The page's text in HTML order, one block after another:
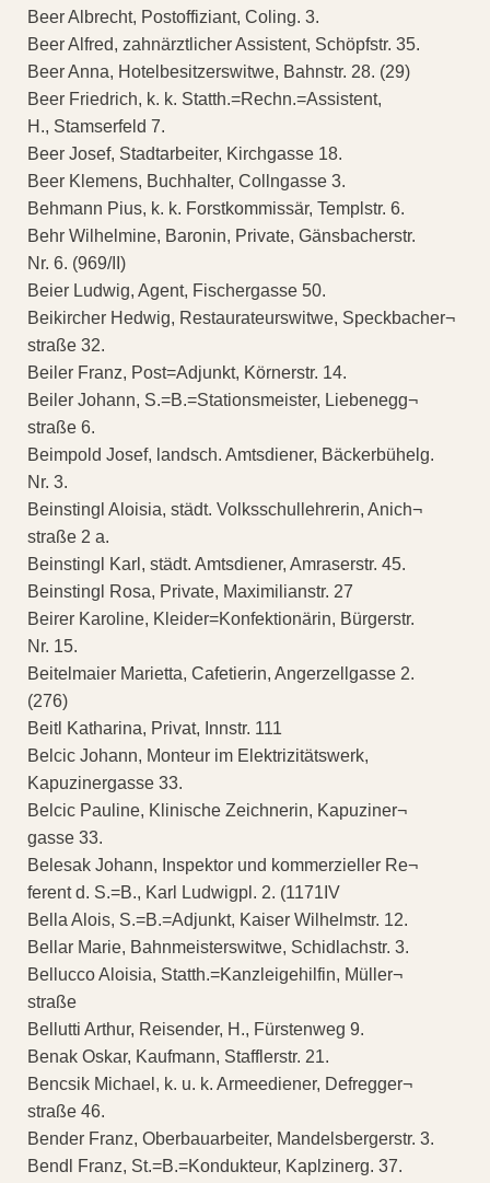
Beer Albrecht, Postoffiziant, Coling. 3.
Beer Alfred, zahnärztlicher Assistent, Schöpfstr. 35.
Beer Anna, Hotelbesitzerswitwe, Bahnstr. 28. (29)
Beer Friedrich, k. k. Statth.=Rechn.=Assistent,
H., Stamserfeld 7.
Beer Josef, Stadtarbeiter, Kirchgasse 18.
Beer Klemens, Buchhalter, Collngasse 3.
Behmann Pius, k. k. Forstkommissär, Templstr. 6.
Behr Wilhelmine, Baronin, Private, Gänsbacherstr.
Nr. 6. (969/II)
Beier Ludwig, Agent, Fischergasse 50.
Beikircher Hedwig, Restaurateurswitwe, Speckbacher¬
straße 32.
Beiler Franz, Post=Adjunkt, Körnerstr. 14.
Beiler Johann, S.=B.=Stationsmeister, Liebenegg¬
straße 6.
Beimpold Josef, landsch. Amtsdiener, Bäckerbühelg.
Nr. 3.
Beinstingl Aloisia, städt. Volksschullehrerin, Anich¬
straße 2 a.
Beinstingl Karl, städt. Amtsdiener, Amraserstr. 45.
Beinstingl Rosa, Private, Maximilianstr. 27
Beirer Karoline, Kleider=Konfektionärin, Bürgerstr.
Nr. 15.
Beitelmaier Marietta, Cafetierin, Angerzellgasse 2.
(276)
Beitl Katharina, Privat, Innstr. 111
Belcic Johann, Monteur im Elektrizitätswerk,
Kapuzinergasse 33.
Belcic Pauline, Klinische Zeichnerin, Kapuziner¬
gasse 33.
Belesak Johann, Inspektor und kommerzieller Re¬
ferent d. S.=B., Karl Ludwigpl. 2. (1171IV
Bella Alois, S.=B.=Adjunkt, Kaiser Wilhelmstr. 12.
Bellar Marie, Bahnmeisterswitwe, Schidlachstr. 3.
Bellucco Aloisia, Statth.=Kanzleigehilfin, Müller¬
straße
Bellutti Arthur, Reisender, H., Fürstenweg 9.
Benak Oskar, Kaufmann, Stafflerstr. 21.
Bencsik Michael, k. u. k. Armeediener, Defregger¬
straße 46.
Bender Franz, Oberbauarbeiter, Mandelsbergerstr. 3.
Bendl Franz, St.=B.=Kondukteur, Kaplzinerg. 37.